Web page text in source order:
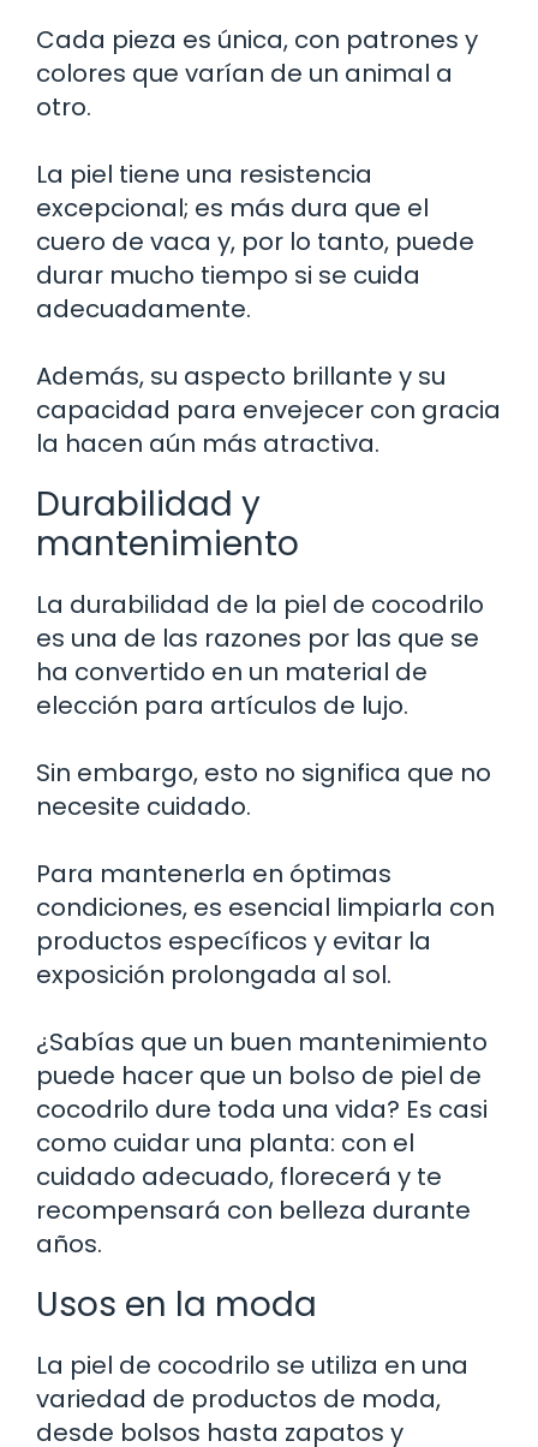
Cada pieza es única, con patrones y
colores que varían de un animal a
otro.
La piel tiene una resistencia
excepcional; es más dura que el
cuero de vaca y, por lo tanto, puede
durar mucho tiempo si se cuida
adecuadamente.
Además, su aspecto brillante y su
capacidad para envejecer con gracia
la hacen aún más atractiva.
Durabilidad y
mantenimiento
La durabilidad de la piel de cocodrilo
es una de las razones por las que se
ha convertido en un material de
elección para artículos de lujo.
Sin embargo, esto no significa que no
necesite cuidado.
Para mantenerla en óptimas
condiciones, es esencial limpiarla con
productos específicos y evitar la
exposición prolongada al sol.
¿Sabías que un buen mantenimiento
puede hacer que un bolso de piel de
cocodrilo dure toda una vida? Es casi
como cuidar una planta: con el
cuidado adecuado, florecerá y te
recompensará con belleza durante
años.
Usos en la moda
La piel de cocodrilo se utiliza en una
variedad de productos de moda,
desde bolsos hasta zapatos y